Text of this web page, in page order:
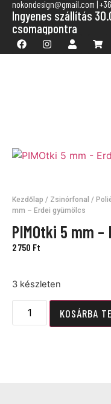
nokondesign@gmail.com |
Ingyenes szállítás
csomagpontra
Kezdőlap / Zsinórfonal /
mm – Erdei gyümölcs
PIMOtki 5 mm
2 750 Ft
3 készleten
KOSÁRBA